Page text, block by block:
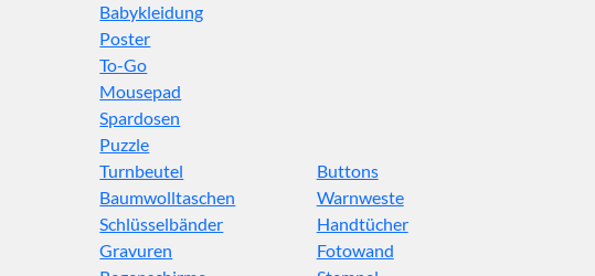
Babykleidung
Poster
To-Go
Mousepad
Spardosen
Puzzle
Turnbeutel
Baumwolltaschen
Schlüsselbänder
Gravuren
Buttons
Warnweste
Handtücher
Fotowand